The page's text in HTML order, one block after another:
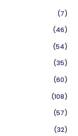
(7)
(46)
(54)
(35)
(60)
(108)
(57)
(32)